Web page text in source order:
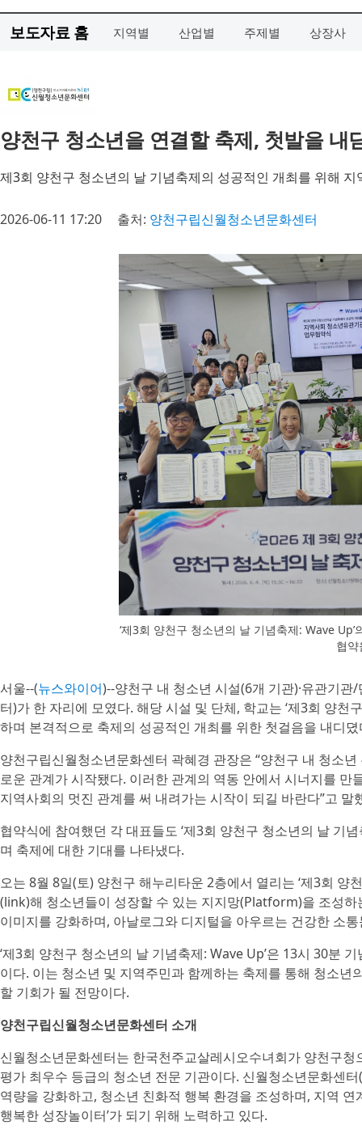
보도자료 홈 지역별 산업별 주제별 상장사
양천구 청소년을 연결할 축제, 첫발을 내
제3회 양천구 청소년의 날 기념축제의 성공적인 개최를 위해
2026-06-11 17:20 출처: 양천구립신월청소년문화센터
‘제3회 양천구 청소년의 날 기념축제: Wave
협
서울--(뉴스와이어)--양천구 내 청소년 시설(6개 기관)·유관기관
터)가 한 자리에 모였다. 해당 시설 및 단체, 학교는 ‘제3회 양
하며 본격적으로 축제의 성공적인 개최를 위한 첫걸음을 내디뎠
양천구립신월청소년문화센터 곽혜경 관장은 “양천구 내 청소
로운 관계가 시작됐다. 이러한 관계의 역동 안에서 시너지를
지역사회의 멋진 관계를 써 내려가는 시작이 되길 바란다”고 말
협약식에 참여했던 각 대표들도 ‘제3회 양천구 청소년의 날 기
며 축제에 대한 기대를 나타냈다.
오는 8월 8일(토) 양천구 해누리타운 2층에서 열리는 ‘제3회
(link)해 청소년들이 성장할 수 있는 지지망(Platform)을 조성
이미지를 강화하며, 아날로그와 디지털을 아우르는 건강한 소
‘제3회 양천구 청소년의 날 기념축제: Wave Up’은 13시 30분
이다. 이는 청소년 및 지역주민과 함께하는 축제를 통해 청소
할 기회가 될 전망이다.
양천구립신월청소년문화센터 소개
신월청소년문화센터는 한국천주교살레시오수녀회가 양천구
평가 최우수 등급의 청소년 전문 기관이다. 신월청소년문화센
역량을 강화하고, 청소년 친화적 행복 환경을 조성하며, 지역
행복한 성장놀이터’가 되기 위해 노력하고 있다.